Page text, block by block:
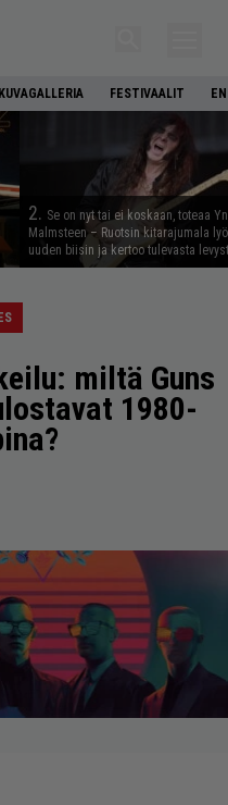
KUVAGALLERIA FESTIVAALIT
2. Se on nyt tai ei koskaan, toteaa
Malmsteen – Ruotsin kitarajumala
uuden biisin ja kertoo tulevasta
miltä Guns
1980-